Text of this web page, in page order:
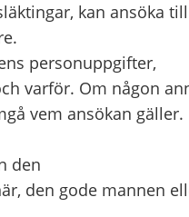
kan ansöka till
personuppgifter,
varför. Om någon
vem ansökan gäller.
den
den gode mannen